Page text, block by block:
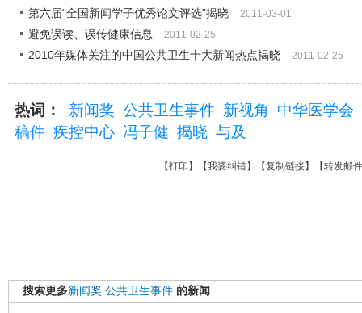
第六届“全国新闻学子优秀论文评选”揭晓 2011-03-01
避免误读、误传健康信息 2011-02-25
2010年媒体关注的中国公共卫生十大新闻热点揭晓 2011-02-25
热词： 新闻奖 公共卫生事件 新视角
中华医学会
稿件 疾控中心 冯子健 揭晓 与及
【打印 】【我要纠错】【复制链接】【转发邮件
搜索更多新闻奖 公共卫生事件 的新闻